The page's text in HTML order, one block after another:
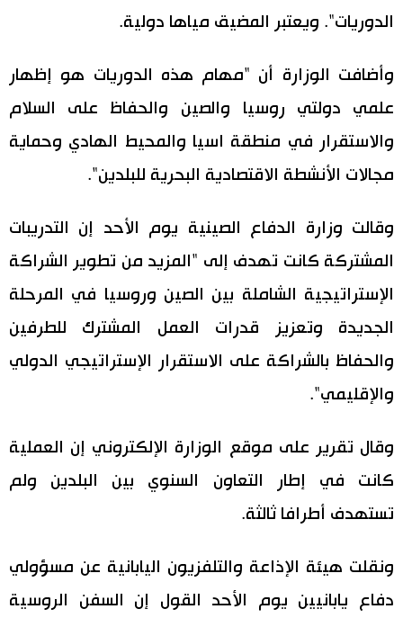
الدوريات". ويعتبر المضيق مياها دولية.
وأضافت الوزارة أن "مهام هذه الدوريات هو إظهار
علمي دولتي روسيا والصين والحفاظ على السلام
والاستقرار في منطقة اسيا والمحيط الهادي وحماية
مجالات الأنشطة الاقتصادية البحرية للبلدين".
وقالت وزارة الدفاع الصينية يوم الأحد إن التدريبات
المشتركة كانت تهدف إلى "المزيد من تطوير الشراكة
الإستراتيجية الشاملة بين الصين وروسيا في المرحلة
الجديدة وتعزيز قدرات العمل المشترك للطرفين
والحفاظ بالشراكة على الاستقرار الإستراتيجي الدولي
والإقليمي".
وقال تقرير على موقع الوزارة الإلكتروني إن العملية
كانت في إطار التعاون السنوي بين البلدين ولم
تستهدف أطرافا ثالثة.
ونقلت هيئة الإذاعة والتلفزيون اليابانية عن مسؤولي
دفاع يابانيين يوم الأحد القول إن السفن الروسية